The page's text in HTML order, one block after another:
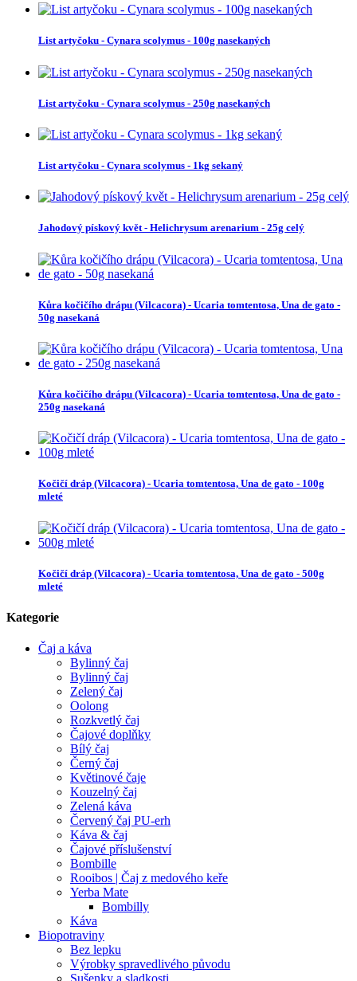
List artyčoku - Cynara scolymus - 100g nasekaných
List artyčoku - Cynara scolymus - 250g nasekaných
List artyčoku - Cynara scolymus - 1kg sekaný
Jahodový pískový květ - Helichrysum arenarium - 25g celý
Kůra kočičího drápu (Vilcacora) - Ucaria tomtentosa, Una de gato -
50g nasekaná
Kůra kočičího drápu (Vilcacora) - Ucaria tomtentosa, Una de gato -
250g nasekaná
Kočičí dráp (Vilcacora) - Ucaria tomtentosa, Una de gato - 100g
mleté
Kočičí dráp (Vilcacora) - Ucaria tomtentosa, Una de gato - 500g
mleté
Kategorie
Čaj a káva
Bylinný čaj
Bylinný čaj
Zelený čaj
Oolong
Rozkvetlý čaj
Čajové doplňky
Bílý čaj
Černý čaj
Květinové čaje
Kouzelný čaj
Zelená káva
Červený čaj PU-erh
Káva & čaj
Čajové příslušenství
Bombille
Rooibos | Čaj z medového keře
Yerba Mate
Bombilly
Káva
Biopotraviny
Bez lepku
Výrobky spravedlivého původu